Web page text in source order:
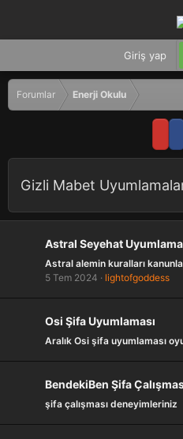
Giriş yap
Forumlar Enerji Okulu
Gizli Mabet
Astral Seyehat
Astral alemin kuralları
5 Tem 2024
lightofgoddess
Osi Şifa Uyumlaması
Aralık Osi şifa uyumlaması
BendekiBen Şifa
şifa çalışması deneyimleriniz